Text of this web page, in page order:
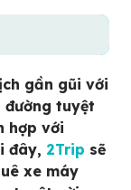
gần gũi với
đường tuyệt
hợp với
đây, 2Trip sẽ
xe máy